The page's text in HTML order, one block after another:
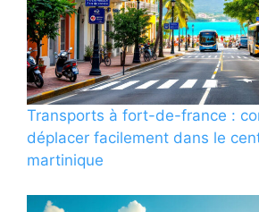
Transports à fort-de-france :
déplacer facilement dans le
martinique